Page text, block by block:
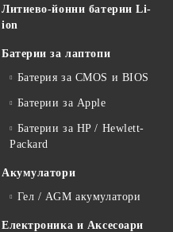
Литиево-йонни батерии Li-
ion
Батерии за лаптопи
Батерия за CMOS и BIOS
Батерии за Apple
Батерии за HP / Hewlett-
Packard
Акумулатори
Гел / AGM акумулатори
Електроника и Аксесоари